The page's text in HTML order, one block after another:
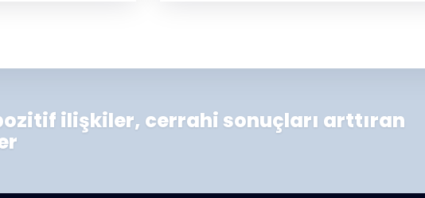
ilişkiler, cerrahi sonuçları arttıran